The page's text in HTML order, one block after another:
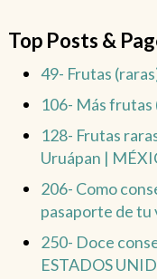
Top Posts &
49- Frutas
106- Más frutas
128- Frutas
Uruápan |
206- Como
pasaporte de tu
250- Doce
ESTADOS